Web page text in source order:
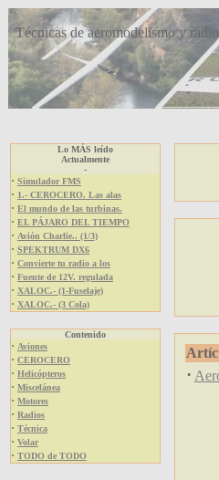
Técnicas de aeromodelismo y
Lo MÁS leído
Actualmente
-
· Simulador FMS
· 1.- CEROCERO. Las alas
· El mundo de las turbinas.
· EL PÁJARO DEL TIEMPO
· Avión Charlie.. (1/3)
· SPEKTRUM DX6
· Convierte tu radio a los
· Fuente de 12V. regulada
· XALOC.- (1-Fuselaje)
· XALOC.- (3 Cola)
Contenido
· Aviones
· CEROCERO
· Helicópteros
· Miscelánea
· Motores
· Radios
· Técnica
· Volar
· TODO de TODO
·